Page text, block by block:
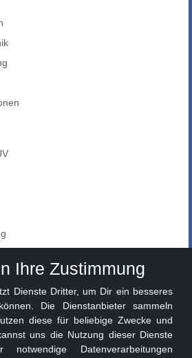
Ihre Zustimmung
Dienste Dritter, um Dir ein besseres
Die Dienstanbieter sammeln
diese für beliebige Zwecke und
uns die Nutzung dieser Dienste
Datenverarbeitungen